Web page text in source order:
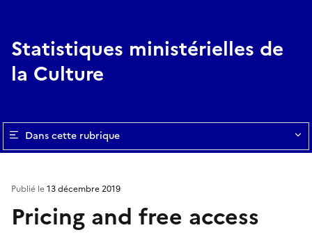
Statistiques ministérielles de
la Culture
Dans cette rubrique
Pricing and free access
Publié le13 décembre 2019